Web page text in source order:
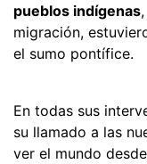
pueblos indígenas
migración,
el sumo pontífice.
En todas sus
su llamado a las
ver el mundo